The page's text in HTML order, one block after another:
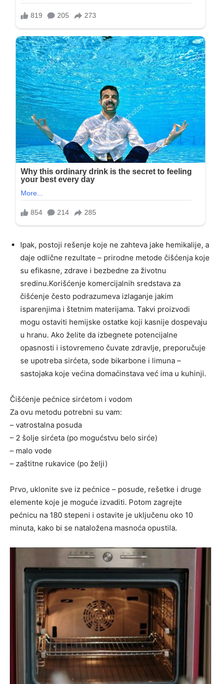
Ipak, postoji rešenje koje ne zahteva jake hemikalije, a
daje odlične rezultate – prirodne metode čišćenja koje
su efikasne, zdrave i bezbedne za životnu
sredinu.Korišćenje komercijalnih sredstava za
čišćenje često podrazumeva izlaganje jakim
isparenjima i štetnim materijama. Takvi proizvodi
mogu ostaviti hemijske ostatke koji kasnije dospevaju
u hranu. Ako želite da izbegnete potencijalne
opasnosti i istovremeno čuvate zdravlje, preporučuje
se upotreba sirćeta, sode bikarbone i limuna –
sastojaka koje većina domaćinstava već ima u kuhinji.
Čišćenje pećnice sirćetom i vodom
Za ovu metodu potrebni su vam:
– vatrostalna posuda
– 2 šolje sirćeta (po mogućstvu belo sirće)
– malo vode
– zaštitne rukavice (po želji)
Prvo, uklonite sve iz pećnice – posude, rešetke i druge
elemente koje je moguće izvaditi. Potom zagrejte
pećnicu na 180 stepeni i ostavite je uključenu oko 10
minuta, kako bi se nataložena masnoća opustila.